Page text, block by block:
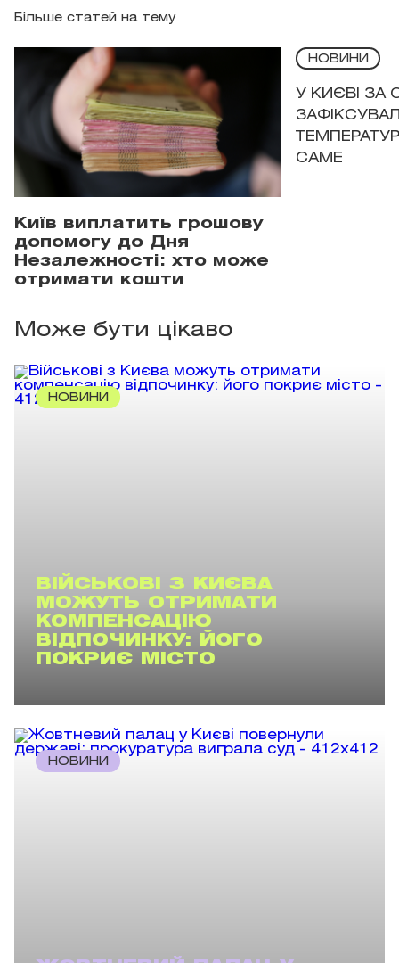
Більше статей на тему
Київ виплатить грошову
допомогу до Дня
Незалежності: хто може
отримати кошти
НОВИНИ
У КИЄВІ ЗА
САМЕ
Може бути цікаво
НОВИНИ
ВІЙСЬКОВІ З КИЄВА
МОЖУТЬ ОТРИМАТИ
КОМПЕНСАЦІЮ
ВІДПОЧИНКУ: ЙОГО
ПОКРИЄ МІСТО
НОВИНИ